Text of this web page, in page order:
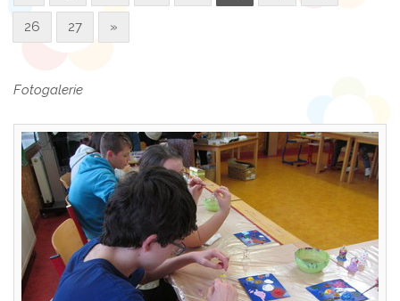
26 27 »
Fotogalerie